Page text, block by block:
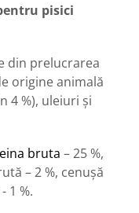
pisici
din prelucrarea
origine animală
4 %), uleiuri și
bruta – 25 %,
– 2 %, cenuşă
1 %.